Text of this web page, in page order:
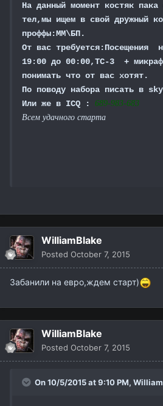
На данный момент костяк
тел,мы ищем в свой дружный
проффы:ММ\БП.
От вас требуется:Посещения
19:00 до 00:00,ТС-3 +
понимать что от вас хотят.
По поводу набора писать в
Или же в ICQ : 689-983-683
Всем удачного старта
WilliamBlake
Posted October 7, 2015
Забанили на евро,ждем старт)
WilliamBlake
Posted October 7, 2015
On 10/5/2015 at 9:10 PM,